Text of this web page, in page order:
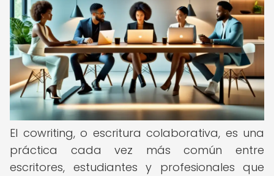
El cowriting, o escritura colaborativa, es una
práctica cada vez más común entre
escritores, estudiantes y profesionales que